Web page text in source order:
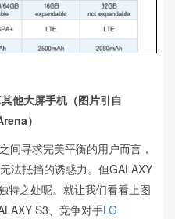
他大屏手机（图片引自
）
寻求完美平衡的用户而言，
法抵挡的诱惑力。但GALAXY
特之处呢。就让我们看看上图
S3、竞争对手LG